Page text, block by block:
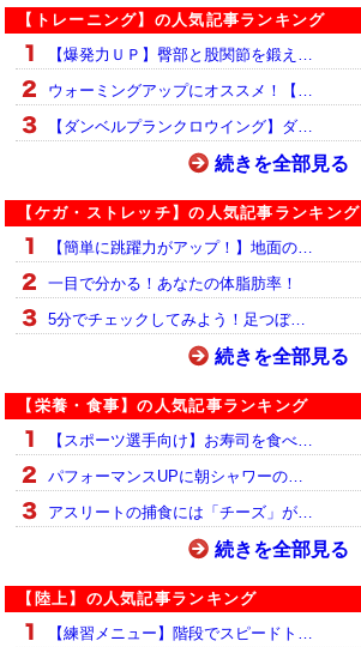
【トレーニング】の人気記事ランキング
【爆発力ＵＰ】臀部と股関節を鍛え…
ウォーミングアップにオススメ！【…
【ダンベルプランクロウイング】ダ…
続きを全部見る
【ケガ・ストレッチ】の人気記事ランキング
【簡単に跳躍力がアップ！】地面の…
一目で分かる！あなたの体脂肪率！
5分でチェックしてみよう！足つぼ…
続きを全部見る
【栄養・食事】の人気記事ランキング
【スポーツ選手向け】お寿司を食べ…
パフォーマンスUPに朝シャワーの…
アスリートの捕食には「チーズ」が…
続きを全部見る
【陸上】の人気記事ランキング
【練習メニュー】階段でスピードト…